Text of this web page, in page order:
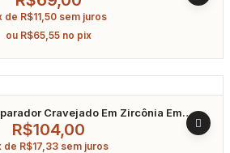
de R$11,50 sem juros
ou R$65,55 no pix
Cravejado Em Zircônia Em
R$104,00
de R$17,33 sem juros